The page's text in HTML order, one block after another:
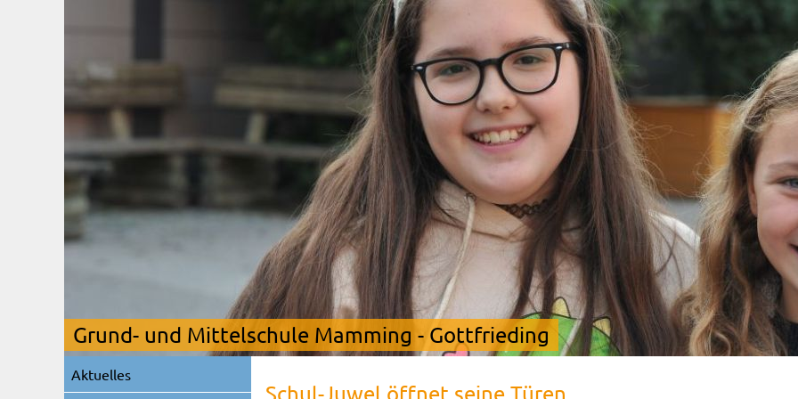
Grund- und Mittelschule Mamming - Gottfrieding
Schul-Juwel öffnet seine Türen
Navigation
überspringen
Aktuelles